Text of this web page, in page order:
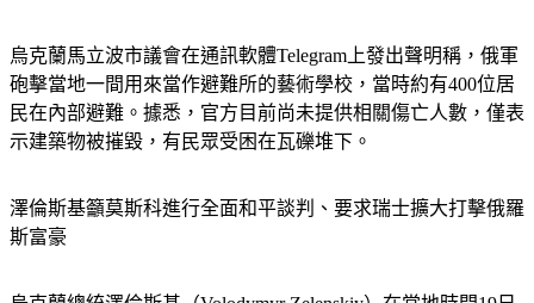
烏克蘭馬立波市議會在通訊軟體Telegram上發出聲明稱，俄軍
砲擊當地一間用來當作避難所的藝術學校，當時約有400位居
民在內部避難。據悉，官方目前尚未提供相關傷亡人數，僅表
示建築物被摧毀，有民眾受困在瓦礫堆下。
澤倫斯基籲莫斯科進行全面和平談判、要求瑞士擴大打擊俄羅
斯富豪